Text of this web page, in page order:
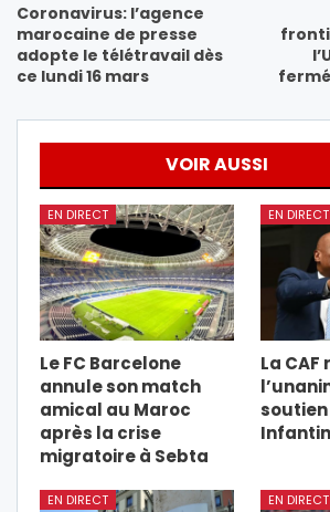
Coronavirus: l’agence
marocaine de presse
adopte le télétravail dès
ce lundi 16 mars
VOIR AUSSI
EN DIRECT
Le FC Barcelone
annule son match
amical au Maroc
après la crise
migratoire à Sebta
EN DIRECT
La
EN DIRECT EN DIRECT